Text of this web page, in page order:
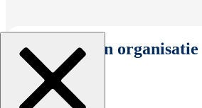
Selecteer een organisatie